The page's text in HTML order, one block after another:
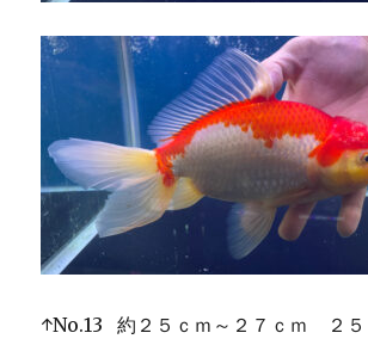
↑No.13 約２５ｃｍ～２７ｃｍ ２